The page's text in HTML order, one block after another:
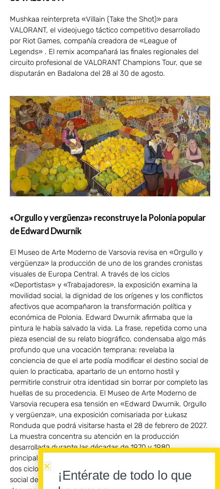
Mushkaa reinterpreta «Villain (Take the Shot)» para
VALORANT, el videojuego táctico competitivo desarrollado
por Riot Games, compañía creadora de «League of
Legends» . El remix acompañará las finales regionales del
circuito profesional de VALORANT Champions Tour, que se
disputarán en Badalona del 28 al 30 de agosto.
«Orgullo y vergüenza» reconstruye la Polonia popular
de Edward Dwurnik
El Museo de Arte Moderno de Varsovia revisa en «Orgullo y
vergüenza» la producción de uno de los grandes cronistas
visuales de Europa Central. A través de los ciclos
«Deportistas» y «Trabajadores», la exposición examina la
movilidad social, la dignidad de los orígenes y los conflictos
afectivos que acompañaron la transformación política y
económica de Polonia. Edward Dwurnik afirmaba que la
pintura le había salvado la vida. La frase, repetida como una
pieza esencial de su relato biográfico, condensaba algo más
profundo que una vocación temprana: revelaba la
conciencia de que el arte podía modificar el destino social de
quien lo practicaba, apartarlo de un entorno hostil y
permitirle construir otra identidad sin borrar por completo las
huellas de su procedencia. El Museo de Arte Moderno de
Varsovia recupera esa tensión en «Edward Dwurnik. Orgullo
y vergüenza», una exposición comisariada por Łukasz
Ronduda que podrá visitarse hasta el 28 de febrero de 2027.
La muestra concentra su atención en la producción
desarrollada durante las décadas de 1970 y 1980,
principalmente a través de «Deportistas» y «Trabajadores»,
dos ciclos fundamentales para comprender la ambición
social de una pintura que convirtió la cotidianidad polaca en
¡Entérate de todo lo que